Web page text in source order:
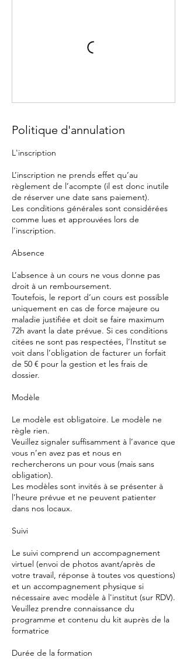
Politique d'annulation
L'inscription
L’inscription ne prends effet qu’au
règlement de l’acompte (il est donc inutile
de réserver une date sans paiement).
Les conditions générales sont considérées
comme lues et approuvées lors de
l’inscription.
Absence
L’absence à un cours ne vous donne pas
droit à un remboursement.
Toutefois, le report d’un cours est possible
uniquement en cas de force majeure ou
maladie justifiée et doit se faire maximum
72h avant la date prévue. Si ces conditions
citées ne sont pas respectées, l’Institut se
voit dans l’obligation de facturer un forfait
de 50 € pour la gestion et les frais de
dossier.
Modèle
Le modèle est obligatoire. Le modèle ne
règle rien.
Veuillez signaler suffisamment à l’avance que
vous n’en avez pas et nous en
rechercherons un pour vous (mais sans
obligation).
Les modèles sont invités à se présenter à
l’heure prévue et ne peuvent patienter
dans nos locaux.
Suivi
Le suivi comprend un accompagnement
virtuel (envoi de photos avant/après de
votre travail, réponse à toutes vos questions)
et un accompagnement physique si
nécessaire avec modèle à l'institut (sur RDV).
Veuillez prendre connaissance du
programme et contenu du kit auprès de la
formatrice
Durée de la formation